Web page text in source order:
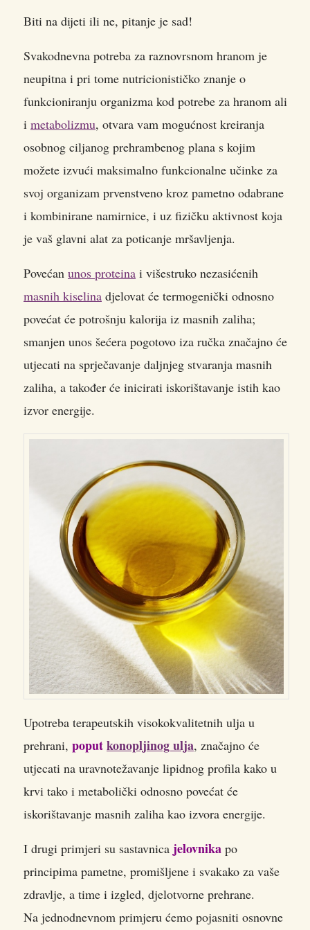
Biti na dijeti ili ne, pitanje je sad!
Svakodnevna potreba za raznovrsnom hranom je
neupitna i pri tome nutricionističko znanje o
funkcioniranju organizma kod potrebe za hranom ali
i metabolizmu, otvara vam mogućnost kreiranja
osobnog ciljanog prehrambenog plana s kojim
možete izvući maksimalno funkcionalne učinke za
svoj organizam prvenstveno kroz pametno odabrane
i kombinirane namirnice, i uz fizičku aktivnost koja
je vaš glavni alat za poticanje mršavljenja.
Povećan unos proteina i višestruko nezasićenih
masnih kiselina djelovat će termogenički odnosno
povećat će potrošnju kalorija iz masnih zaliha;
smanjen unos šećera pogotovo iza ručka značajno će
utjecati na sprječavanje daljnjeg stvaranja masnih
zaliha, a također će inicirati iskorištavanje istih kao
izvor energije.
Upotreba terapeutskih visokokvalitetnih ulja u
prehrani, poputkonopljinog ulja, značajno će
utjecati na uravnotežavanje lipidnog profila kako u
krvi tako i metabolički odnosno povećat će
iskorištavanje masnih zaliha kao izvora energije.
I drugi primjeri su sastavnica jelovnika po
principima pametne, promišljene i svakako za vaše
zdravlje, a time i izgled, djelotvorne prehrane.
Na jednodnevnom primjeru ćemo pojasniti osnovne